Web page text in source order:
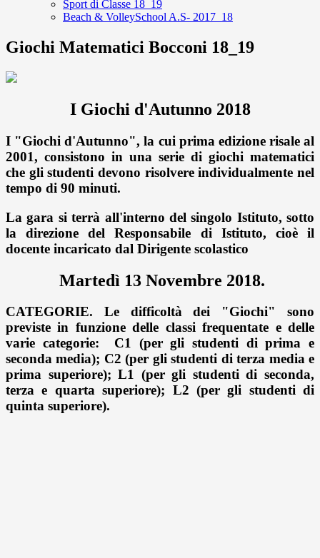
Sport di Classe 18_19
Beach & VolleySchool A.S- 2017_18
Giochi Matematici Bocconi 18_19
I Giochi d'Autunno 2018
I "Giochi d'Autunno", la cui prima edizione risale al
2001, consistono in una serie di giochi matematici
che gli studenti devono risolvere individualmente nel
tempo di 90 minuti.
La gara si terrà all'interno del singolo Istituto, sotto
la direzione del Responsabile di Istituto, cioè il
docente incaricato dal Dirigente scolastico
Martedì 13 Novembre 2018.
CATEGORIE. Le difficoltà dei "Giochi" sono
previste in funzione delle classi frequentate e delle
varie categorie: C1 (per gli studenti di prima e
seconda media); C2 (per gli studenti di terza media e
prima superiore); L1 (per gli studenti di seconda,
terza e quarta superiore); L2 (per gli studenti di
quinta superiore).